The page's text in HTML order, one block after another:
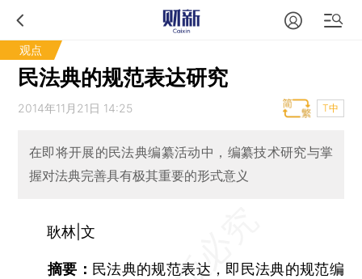
观点
民法典的规范表达研究
2014年11月21日 14:25 T中
在即将开展的民法典编纂活动中，编纂技术研究与掌
握对法典完善具有极其重要的形式意义
耿林|文
摘要： 民法典的规范表达，即民法典的规范编